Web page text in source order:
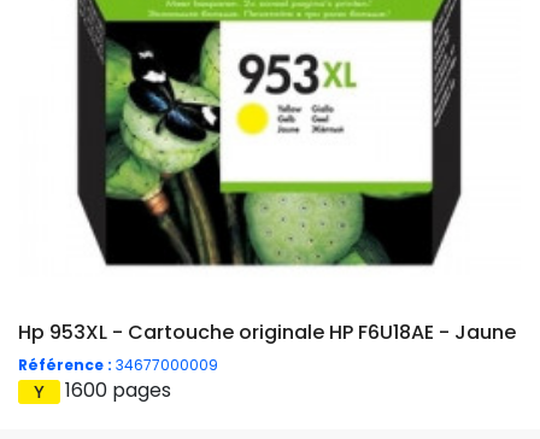
Hp 953XL - Cartouche originale HP F6U18AE - Jaune
Référence : 34677000009
1600 pages